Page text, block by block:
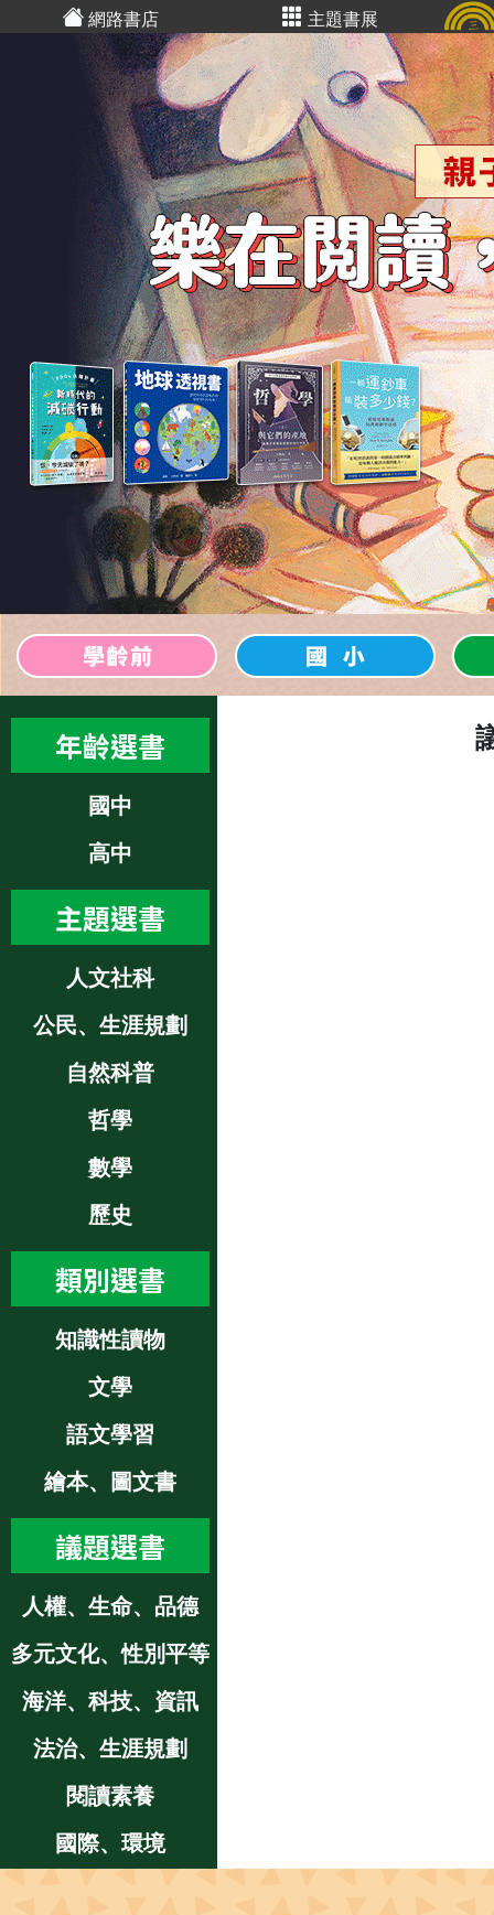
網路書店 主題書展
年齡選書
國中
高中
主題選書
人文社科
公民、生涯規劃
自然科普
哲學
數學
歷史
類別選書
知識性讀物
文學
語文學習
繪本、圖文書
議題選書
人權、生命、品德
多元文化、性別平等
海洋、科技、資訊
法治、生涯規劃
閱讀素養
國際、環境